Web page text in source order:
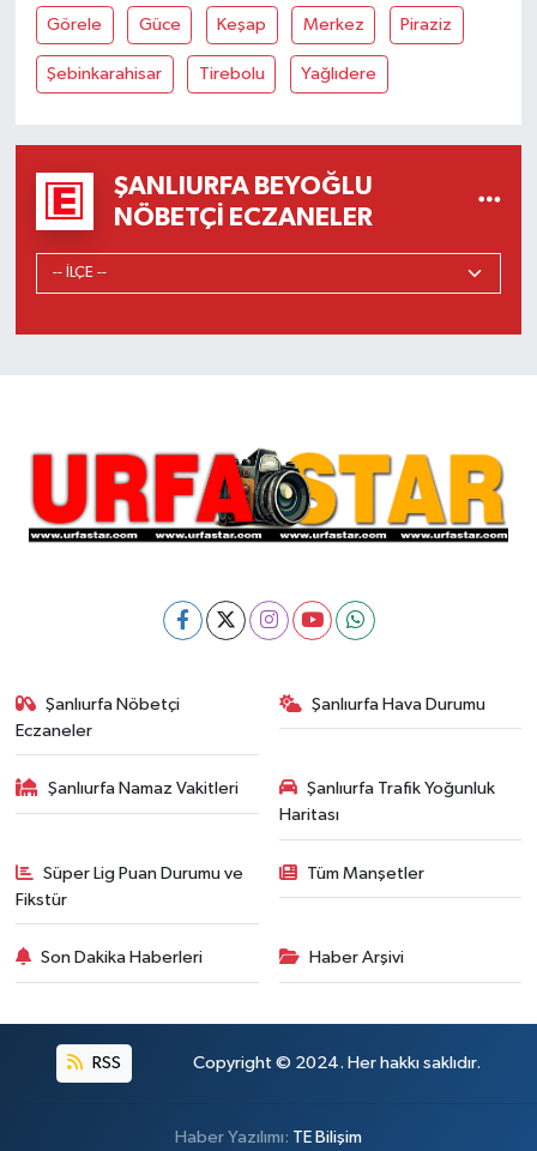
Görele Güce Keşap Merkez Piraziz
Şebinkarahisar Tirebolu Yağlıdere
ŞANLIURFA BEYOĞLU
NÖBETÇI ECZANELER
Şanlıurfa Nöbetçi
Eczaneler
Şanlıurfa Hava Durumu
Şanlıurfa Namaz Vakitleri
Şanlıurfa Trafik Yoğunluk
Haritası
Süper Lig Puan Durumu ve
Fikstür
Tüm Manşetler
Son Dakika Haberleri Haber Arşivi
RSS Copyright © 2024. Her hakkı saklıdır.
Haber Yazılımı: TE Bilişim